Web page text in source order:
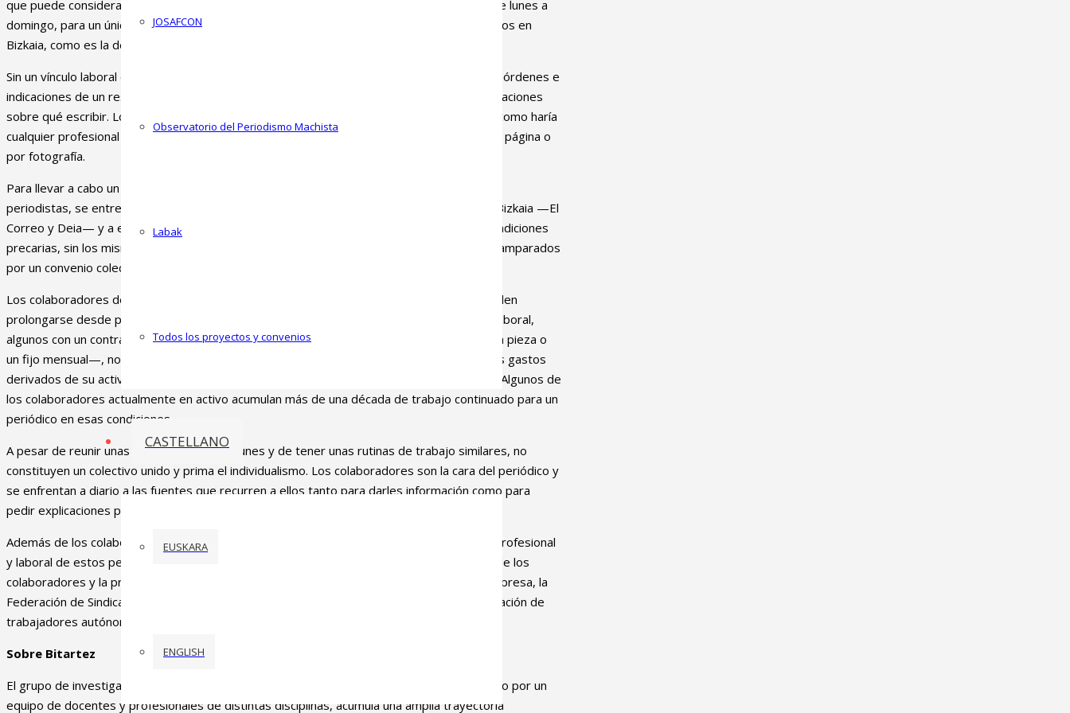
JOSAFCON
Observatorio del Periodismo Machista
Labak
Todos los proyectos y convenios
CASTELLANO
EUSKARA
ENGLISH
que puede considerarse falsos autónomos, ya que trabajan de manera habitual, algunos de lunes a
domingo, para un único medio en secciones que son estructurales en los periódicos editados en
Bizkaia, como es la dedicada a la información local.
Sin un vínculo laboral con el medio, el trabajo de estos profesionales está supeditado a las órdenes e
indicaciones de un responsable del periódico con el que contactan a diario para recibir indicaciones
sobre qué escribir. Los colaboradores no deciden las tarifas que cobrarán por su trabajo, como haría
cualquier profesional autónomo, y deben aceptar las que ofrece el periódico, por línea, por página o
por fotografía.
Para llevar a cabo un estudio de las rutinas y de la situación laboral y profesional de estos
periodistas, se entrevistó a colaboradores en activo en los dos principales periódicos de Bizkaia —El
Correo y Deia— y a excolaboradores. De su relato se desprende que trabajan en unas condiciones
precarias, sin los mismos derechos que sus compañeros contratados, que se encuentran amparados
por un convenio colectivo.
Los colaboradores de la prensa de Bizkaia trabajan desde sus casas en jornadas que pueden
prolongarse desde primera hora de la mañana a última de la tarde. Lo hacen sin contrato laboral,
algunos con un contrato mercantil o de colaboración que determina la forma de pago —a la pieza o
un fijo mensual—, no tienen vacaciones pagadas ni pagas extras, y deben asumir todos los gastos
derivados de su actividad, incluido el pago de la cuota de autónomos a la Seguridad Social. Algunos de
los colaboradores actualmente en activo acumulan más de una década de trabajo continuado para un
periódico en esas condiciones.
A pesar de reunir unas características comunes y de tener unas rutinas de trabajo similares, no
constituyen un colectivo unido y prima el individualismo. Los colaboradores son la cara del periódico y
se enfrentan a diario a las fuentes que recurren a ellos tanto para darles información como para
pedir explicaciones por lo publicado en su medio.
Además de los colaboradores y excolaboradores entrevistados para establecer el perfil profesional
y laboral de estos periodistas, la tesis doctoral recoge el punto de vista sobre el trabajo de los
colaboradores y la precariedad en el periodismo de representantes de los comités de empresa, la
Federación de Sindicatos de Periodistas (FeSP), el Colegio Vasco de Periodistas y la federación de
trabajadores autónomos ATA.
Sobre Bitartez
El grupo de investigación Bitartez de la Universidad del País Vasco (UPV/EHU), conformado por un
equipo de docentes y profesionales de distintas disciplinas, acumula una amplia trayectoria